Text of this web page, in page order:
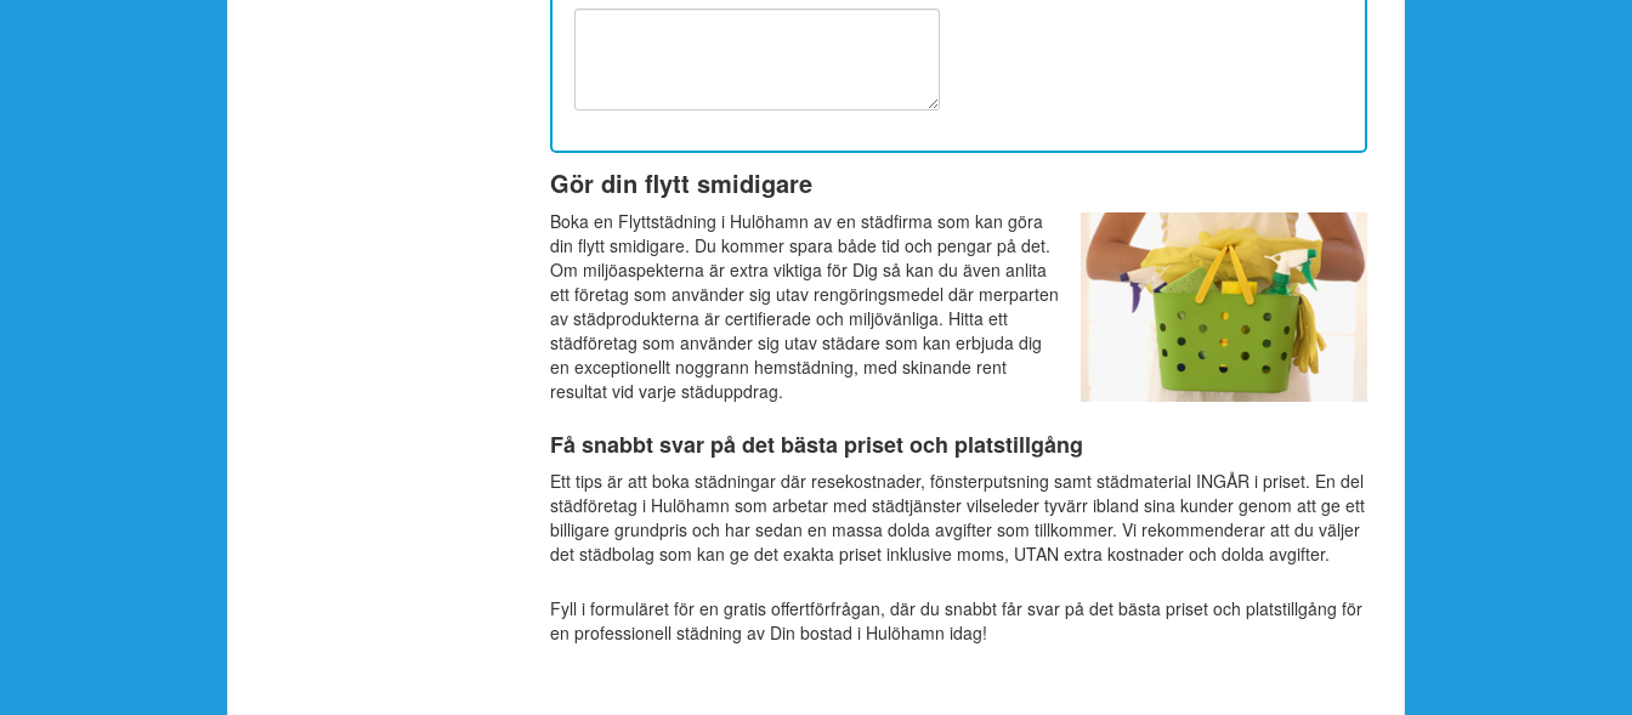
Gör din flytt smidigare
Boka en Flyttstädning i Hulöhamn av en städfirma som kan göra
din flytt smidigare. Du kommer spara både tid och pengar på det.
Om miljöaspekterna är extra viktiga för Dig så kan du även anlita
ett företag som använder sig utav rengöringsmedel där merparten
av städprodukterna är certifierade och miljövänliga. Hitta ett
städföretag som använder sig utav städare som kan erbjuda dig
en exceptionellt noggrann hemstädning, med skinande rent
resultat vid varje städuppdrag.
Få snabbt svar på det bästa priset och platstillgång
Ett tips är att boka städningar där resekostnader, fönsterputsning samt städmaterial INGÅR i priset. En del
städföretag i Hulöhamn som arbetar med städtjänster vilseleder tyvärr ibland sina kunder genom att ge ett
billigare grundpris och har sedan en massa dolda avgifter som tillkommer. Vi rekommenderar att du väljer
det städbolag som kan ge det exakta priset inklusive moms, UTAN extra kostnader och dolda avgifter.
Fyll i formuläret för en gratis offertförfrågan, där du snabbt får svar på det bästa priset och platstillgång för
en professionell städning av Din bostad i Hulöhamn idag!